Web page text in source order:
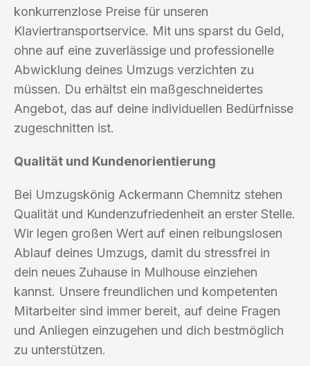
konkurrenzlose Preise für unseren
Klaviertransportservice. Mit uns sparst du Geld,
ohne auf eine zuverlässige und professionelle
Abwicklung deines Umzugs verzichten zu
müssen. Du erhältst ein maßgeschneidertes
Angebot, das auf deine individuellen Bedürfnisse
zugeschnitten ist.
Qualität und Kundenorientierung
Bei Umzugskönig Ackermann Chemnitz stehen
Qualität und Kundenzufriedenheit an erster Stelle.
Wir legen großen Wert auf einen reibungslosen
Ablauf deines Umzugs, damit du stressfrei in
dein neues Zuhause in Mulhouse einziehen
kannst. Unsere freundlichen und kompetenten
Mitarbeiter sind immer bereit, auf deine Fragen
und Anliegen einzugehen und dich bestmöglich
zu unterstützen.